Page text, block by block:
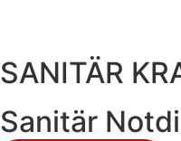
SANITÄR
Sanitär